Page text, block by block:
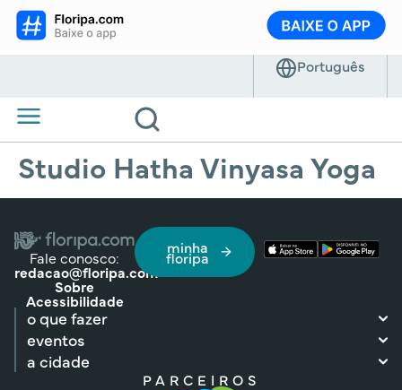
Studio Hatha Vinyasa Yoga
Fale conosco:
redacao@floripa.com
Sobre
Acessibilidade
minha
floripa
o que fazer
eventos
a cidade
PARCEIROS